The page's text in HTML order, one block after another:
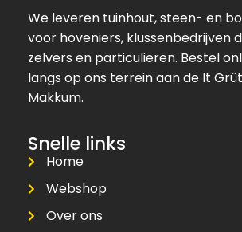
We leveren tuinhout, steen- en
voor hoveniers, klussenbedrijven
zelvers en particulieren. Bestel
langs op ons terrein aan de It
Makkum.
Snelle links
Home
Webshop
Over ons